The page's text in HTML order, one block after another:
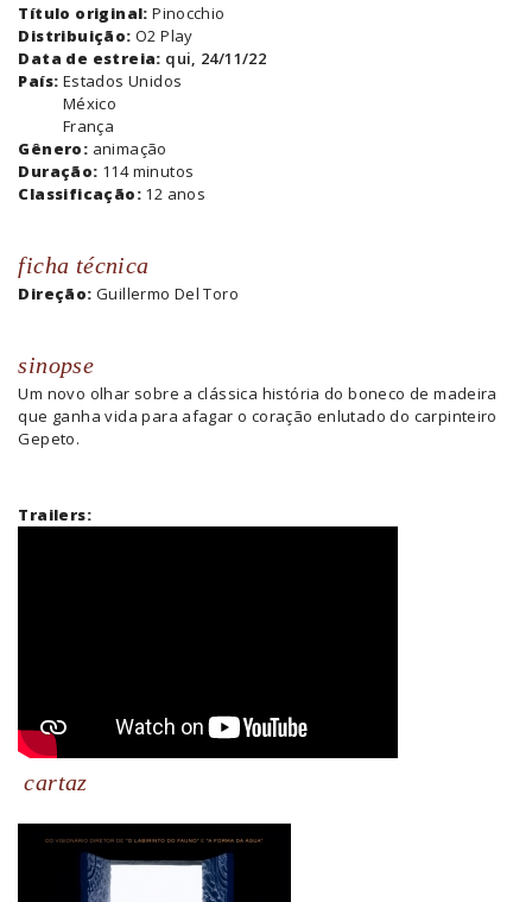
Título original:Pinocchio
Distribuição: O2 Play
Data de estreia: qui, 24/11/22
País: Estados Unidos
México
França
Gênero: animação
Duração: 114 minutos
Classificação: 12 anos
ficha técnica
Direção: Guillermo Del Toro
sinopse
Um novo olhar sobre a clássica história do boneco de madeira
que ganha vida para afagar o coração enlutado do carpinteiro
Gepeto.
Trailers:
cartaz